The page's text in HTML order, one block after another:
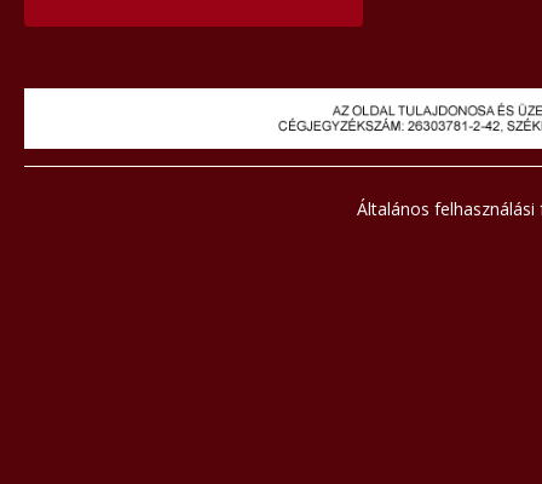
Általános felhasználási